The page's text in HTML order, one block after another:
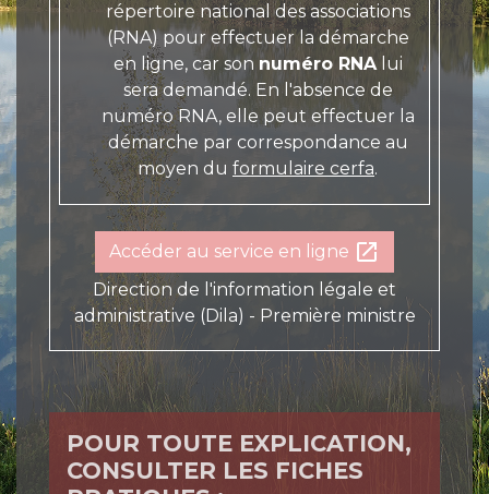
répertoire national des associations
(RNA) pour effectuer la démarche
en ligne, car son numéro RNAlui
sera demandé. En l'absence de
numéro RNA, elle peut effectuer la
démarche par correspondance au
moyen du formulaire cerfa.
Accéder au service en ligne open_in_new
Direction de l'information légale et
administrative (Dila) - Première ministre
POUR TOUTE EXPLICATION,
CONSULTER LES FICHES